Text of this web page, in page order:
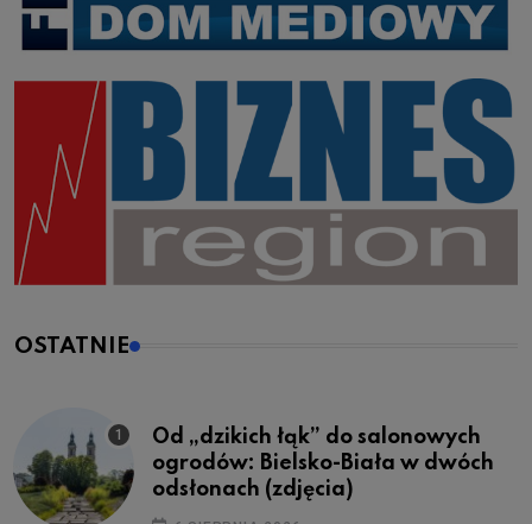
OSTATNIE
Od „dzikich łąk” do salonowych
ogrodów: Bielsko-Biała w dwóch
odsłonach (zdjęcia)